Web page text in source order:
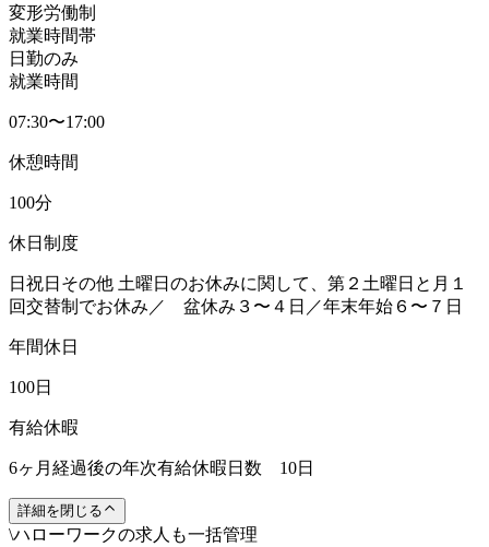
変形労働制
就業時間帯
日勤のみ
就業時間
07:30〜17:00
休憩時間
100分
休日制度
日祝日その他 土曜日のお休みに関して、第２土曜日と月１
回交替制でお休み／ 盆休み３〜４日／年末年始６〜７日
年間休日
100日
有給休暇
6ヶ月経過後の年次有給休暇日数 10日
詳細を閉じる
\ハローワークの求人も一括管理